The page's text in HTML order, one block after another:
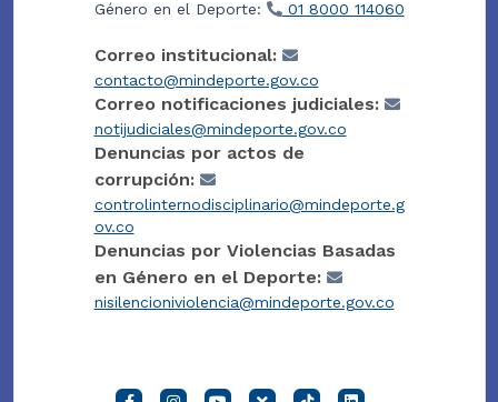
Género en el Deporte:
01 8000 114060
Correo institucional:
contacto@mindeporte.gov.co
Correo notificaciones judiciales:
notijudiciales@mindeporte.gov.co
Denuncias por actos de
corrupción:
controlinternodisciplinario@mindeporte.g
ov.co
Denuncias por Violencias Basadas
en Género en el Deporte:
nisilencioniviolencia@mindeporte.gov.co